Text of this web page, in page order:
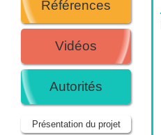
Références
Vidéos
Autorités
Présentation du projet